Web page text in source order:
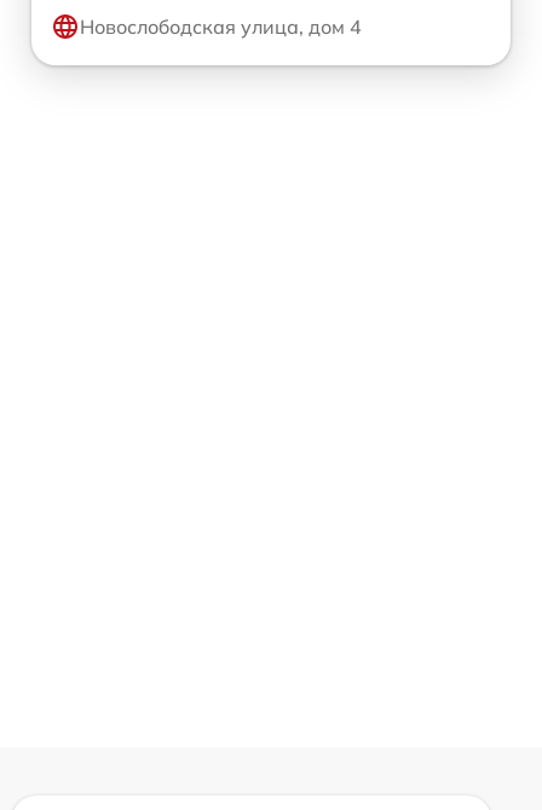
Новослободская улица, дом 4